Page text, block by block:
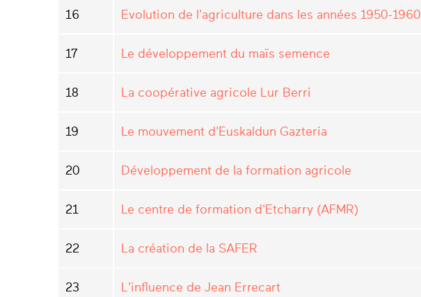
16 Evolution de l'agriculture dans les années 1950-1960
17 Le développement du maïs semence
18 La coopérative agricole Lur Berri
19 Le mouvement d'Euskaldun Gazteria
20 Développement de la formation agricole
21 Le centre de formation d'Etcharry (AFMR)
22 La création de la SAFER
23 L'influence de Jean Errecart